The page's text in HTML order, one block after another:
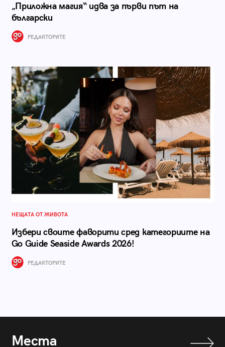
„Приложна магия“ идва за първи път на
български
РЕДАКТОРИТЕ
НЕЩАТА ОТ ЖИВОТА
Избери своите фаворити сред категориите на
Go Guide Seaside Awards 2026!
РЕДАКТОРИТЕ
Места